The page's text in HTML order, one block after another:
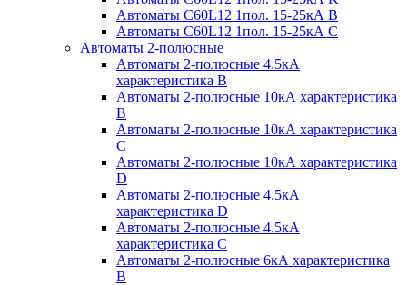
Автоматы С60L12 1пол. 15-25кА В
Автоматы С60L12 1пол. 15-25кА С
Автоматы 2-полюсные
Автоматы 2-полюсные 4.5кА
характеристика В
Автоматы 2-полюсные 10кА характеристика
B
Автоматы 2-полюсные 10кА характеристика
C
Автоматы 2-полюсные 10кА характеристика
D
Автоматы 2-полюсные 4.5кА
характеристика D
Автоматы 2-полюсные 4.5кА
характеристика С
Автоматы 2-полюсные 6кА характеристика
B